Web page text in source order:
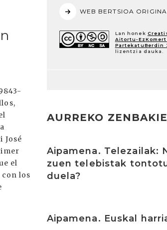
José
el
los
WEB BERTSIOA
Lan honek
Aitortu-
PartekatuBerdin
lizentzia dauka.
AURREKO
Aipamena. Telezailak:
zuen telebistak
duela?
Aipamena. Euskal